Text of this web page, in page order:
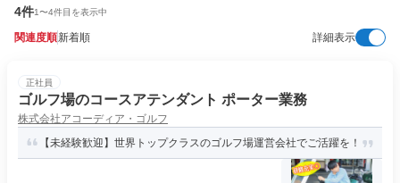
4件1〜4件目を表示中
関連度順新着順 詳細表示
正社員
ゴルフ場のコースアテンダント ポーター業務
株式会社アコーディア・ゴルフ
【未経験歓迎】世界トップクラスのゴルフ場運営会社でご活躍を！